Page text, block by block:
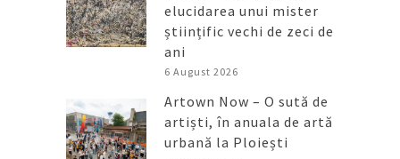
elucidarea unui mister
științific vechi de zeci de
ani
6 August 2026
Artown Now – O sută de
artiști, în anuala de artă
urbană la Ploiești